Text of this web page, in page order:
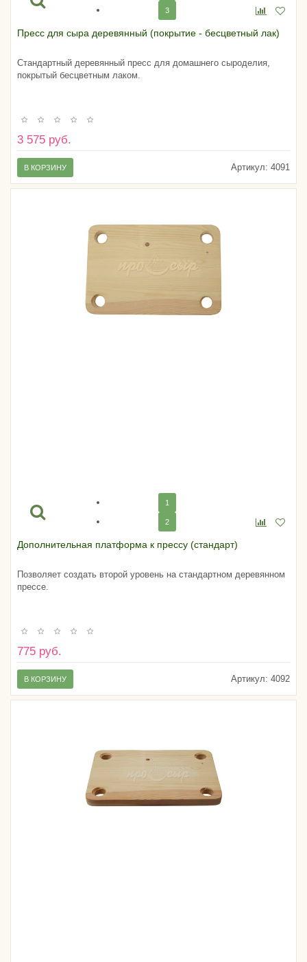
3
Пресс для сыра деревянный (покрытие - бесцветный лак)
Стандартный деревянный пресс для домашнего сыроделия,
покрытый бесцветным лаком.
3 575 руб.
Артикул: 4091
В КОРЗИНУ
1
2
Дополнительная платформа к прессу (стандарт)
Позволяет создать второй уровень на стандартном деревянном
прессе.
775 руб.
Артикул: 4092
В КОРЗИНУ